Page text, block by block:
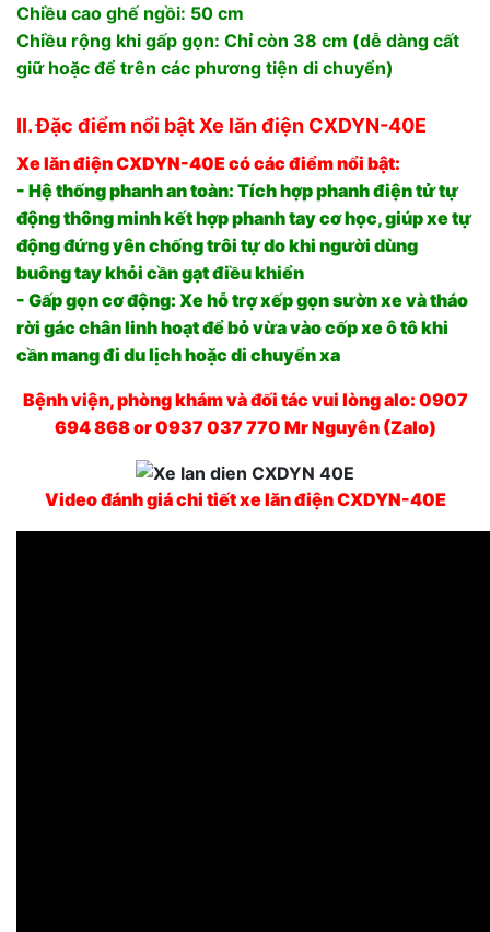
Chiều cao ghế ngồi: 50 cm
Chiều rộng khi gấp gọn: Chỉ còn 38 cm (dễ dàng cất
giữ hoặc để trên các phương tiện di chuyển)
II. Đặc điểm nổi bật Xe lăn điện CXDYN-40E
Xe lăn điện CXDYN-40E có các điểm nổi bật:
- Hệ thống phanh an toàn: Tích hợp phanh điện tử tự
động thông minh kết hợp phanh tay cơ học, giúp xe tự
động đứng yên chống trôi tự do khi người dùng
buông tay khỏi cần gạt điều khiển
- Gấp gọn cơ động: Xe hỗ trợ xếp gọn sườn xe và tháo
rời gác chân linh hoạt để bỏ vừa vào cốp xe ô tô khi
cần mang đi du lịch hoặc di chuyển xa
Bệnh viện, phòng khám và đối tác vui lòng alo: 0907
694 868 or 0937 037 770 Mr Nguyên (Zalo)
Video đánh giá chi tiết xe lăn điện CXDYN-40E